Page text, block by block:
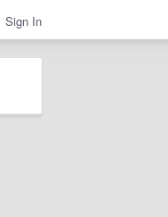
Sign In